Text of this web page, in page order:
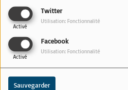
Twitter
Activé
Utilisation: Fonctionnalité
Facebook
Activé
Utilisation: Fonctionnalité
Sauvegarder
DIMANCHE, DE 16:00 À 17:00
Description en cours de rédaction....
Commentaires(0)